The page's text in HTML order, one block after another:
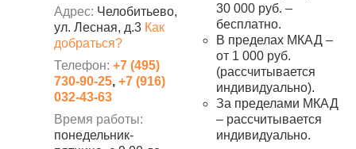
Адрес: Челобитьево,
ул. Лесная, д.3 Как
добраться?
Телефон: +7 (495)
730-90-25, +7 (916)
032-43-63
Время работы:
понедельник-
30 000 руб. –
бесплатно.
В пределах МКАД –
от 1 000 руб.
(рассчитывается
индивидуально).
За пределами МКАД
– рассчитывается
индивидуально.